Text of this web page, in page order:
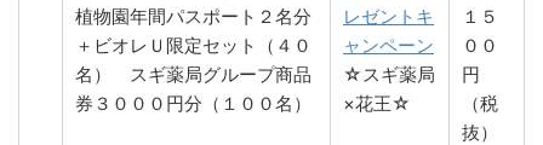
植物園年間パスポート２名分
＋ビオレＵ限定セット（４０
名） スギ薬局グループ商品
券３０００円分（１００名）
レゼントキ
ャンペーン
☆スギ薬局
×花王☆
１５
００
円
（税
抜）